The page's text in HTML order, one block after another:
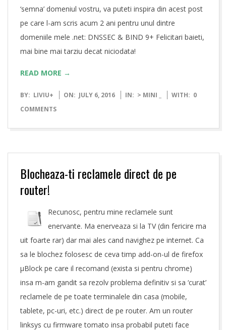
‘semna’ domeniul vostru, va puteti inspira din acest post
pe care l-am scris acum 2 ani pentru unul dintre
domeniile mele .net: DNSSEC & BIND 9+ Felicitari baieti,
mai bine mai tarziu decat niciodata!
READ MORE →
2016-
07-
BY: LIVIU+ ON: JULY 6, 2016 IN: > MINI _ WITH: 0
COMMENTS
Blocheaza-ti reclamele direct de pe
router!
Recunosc, pentru mine reclamele sunt
enervante. Ma enerveaza si la TV (din fericire ma
uit foarte rar) dar mai ales cand navighez pe internet. Ca
sa le blochez folosesc de ceva timp add-on-ul de firefox
µBlock pe care il recomand (exista si pentru chrome)
insa m-am gandit sa rezolv problema definitiv si sa ‘curat’
reclamele de pe toate terminalele din casa (mobile,
tablete, pc-uri, etc.) direct de pe router. Am un router
linksys cu firmware tomato insa probabil puteti face